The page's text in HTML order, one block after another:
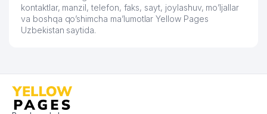
60
UBAYDULLAEV U.A YAKKA
TARTIBDAGI TADBIRKOR
312 м
62 LIBERTY BEER MChJ 315 м
63 OSON TEXNIK KREDIT MChJ
kontaktlar, manzil, telefon, faks, sayt, joylashuv, mo’ljallar
va boshqa qo’shimcha ma’lumotlar Yellow Pages
Uzbekistan saytida.